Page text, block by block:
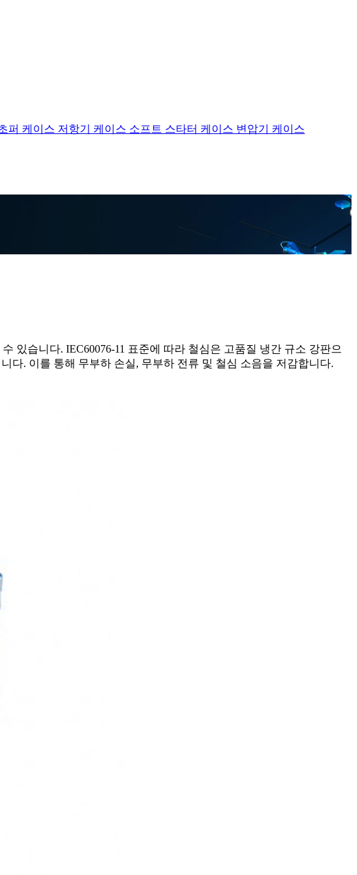
퍼 케이스 저항기 케이스 소프트 스타터 케이스 변압기 케이스
있습니다. IEC60076-11 표준에 따라 철심은 고품질 냉간 규소 강판으
다. 이를 통해 무부하 손실, 무부하 전류 및 철심 소음을 저감합니다.